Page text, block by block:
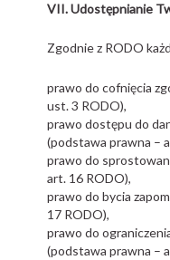
VII. Udostępnianie
Zgodnie z RODO
prawo do cofnięcia
ust. 3 RODO),
prawo dostępu do
(podstawa prawna –
prawo do
art. 16 RODO),
prawo do bycia
17 RODO),
prawo do
(podstawa prawna –